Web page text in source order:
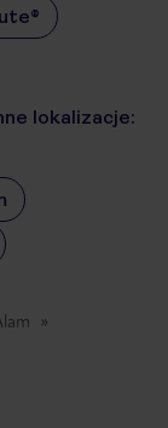
lokalizacje: